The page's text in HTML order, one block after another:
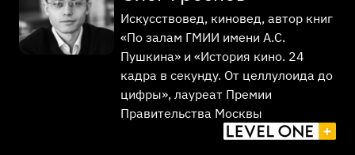
Искусствовед, киновед, автор книг
«По залам ГМИИ имени А.С.
Пушкина» и «История кино. 24
кадра в секунду. От целлулоида до
цифры», лауреат Премии
Правительства Москвы